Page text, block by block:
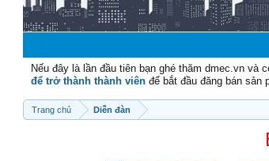
Nếu đây là lần đầu tiên bạn ghé thăm dmec.vn và
để trở thành thành viên để bắt đầu đăng bán sản
Trang chủ Diễn đàn